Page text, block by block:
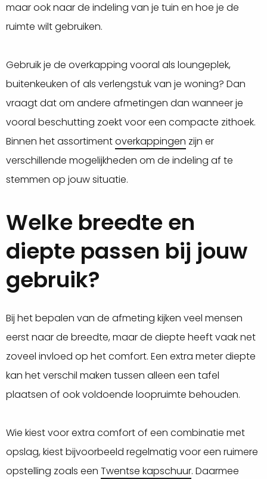
maar ook naar de indeling van je tuin en hoe je de
ruimte wilt gebruiken.
Gebruik je de overkapping vooral als loungeplek,
buitenkeuken of als verlengstuk van je woning? Dan
vraagt dat om andere afmetingen dan wanneer je
vooral beschutting zoekt voor een compacte zithoek.
Binnen het assortimentoverkappingen zijn er
verschillende mogelijkheden om de indeling af te
stemmen op jouw situatie.
Welke breedte en
diepte passen bij jouw
gebruik?
Bij het bepalen van de afmeting kijken veel mensen
eerst naar de breedte, maar de diepte heeft vaak net
zoveel invloed op het comfort. Een extra meter diepte
kan het verschil maken tussen alleen een tafel
plaatsen of ook voldoende loopruimte behouden.
Wie kiest voor extra comfort of een combinatie met
opslag, kiest bijvoorbeeld regelmatig voor een ruimere
opstelling zoals een Twentse kapschuur. Daarmee